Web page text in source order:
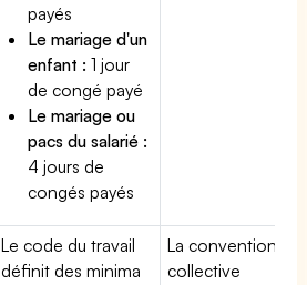
payés
Le mariage d'un
enfant : 1 jour
de congé payé
Le mariage ou
pacs du salarié :
4 jours de
congés payés
Le code du travail
définit des minima
La convention
collective